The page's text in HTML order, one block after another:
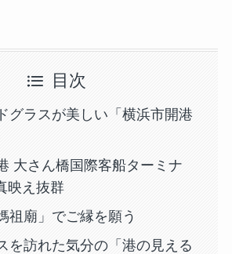
目次
グラスが美しい「横浜市開港
大さん橋国際客船ターミナ
映え抜群
祖廟」でご縁を願う
を訪れた気分の「港の見える